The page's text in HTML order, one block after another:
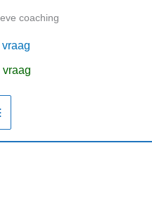
coaching
vraag